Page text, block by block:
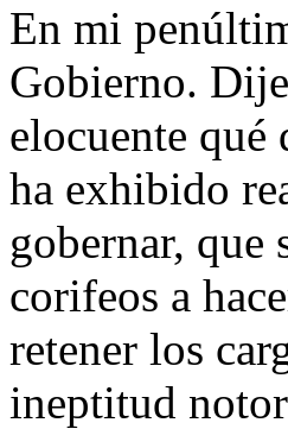
En mi
Gobierno.
elocuente qué
ha exhibido
gobernar, que
corifeos a
retener los
ineptitud